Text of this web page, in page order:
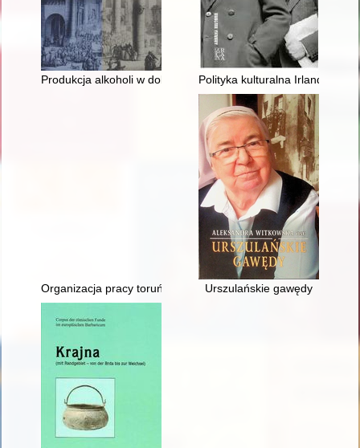
Produkcja alkoholi w dobrach białostockich Izabeli Branickiej u
Polityka kulturalna Irlandii w
Organizacja pracy toruńskiej korporacji malarzy oraz
Urszulańskie gawędy